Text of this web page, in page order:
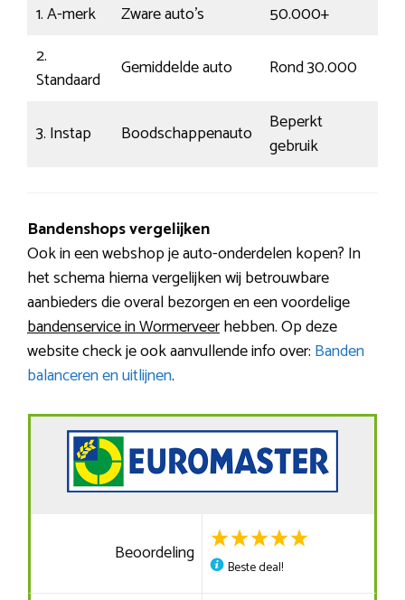
1. A-merk
Zware auto’s 50.000+
2.
Standaard
Gemiddelde auto Rond 30.000
3. Instap Boodschappenauto
Beperkt
gebruik
Bandenshops vergelijken
Ook in een webshop je auto-onderdelen kopen? In
het schema hierna vergelijken wij betrouwbare
aanbieders die overal bezorgen en een voordelige
bandenservice in Wormerveerhebben. Op deze
website check je ook aanvullende info over: Banden
balanceren en uitlijnen.
Beoordeling
Beste deal!